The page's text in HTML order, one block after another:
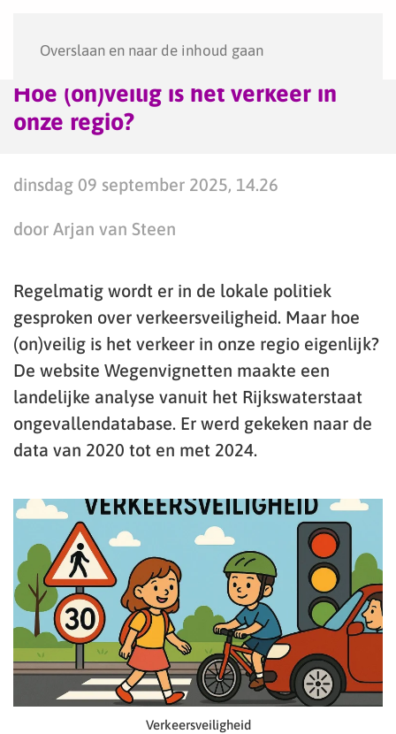
Overslaan en naar de inhoud gaan
Hoe (on)veilig is het verkeer in
onze regio?
dinsdag 09 september 2025, 14.26
door Arjan van Steen
Regelmatig wordt er in de lokale politiek
gesproken over verkeersveiligheid. Maar hoe
(on)veilig is het verkeer in onze regio eigenlijk?
De website Wegenvignetten maakte een
landelijke analyse vanuit het Rijkswaterstaat
ongevallendatabase. Er werd gekeken naar de
data van 2020 tot en met 2024.
Verkeersveiligheid